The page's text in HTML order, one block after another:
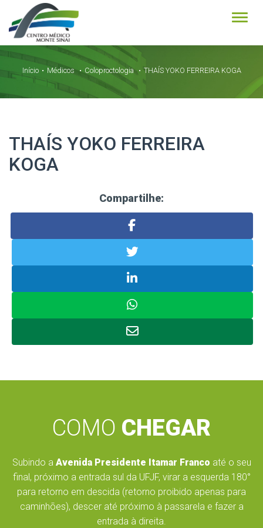
Início Médicos Coloproctologia THAÍS YOKO FERREIRA KOGA
THAÍS YOKO FERREIRA
KOGA
Compartilhe:
COMO CHEGAR
Subindo a Avenida Presidente Itamar Franco até o seu
final, próximo a entrada sul da UFJF, virar a esquerda 180°
para retorno em descida (retorno proibido apenas para
caminhões), descer até próximo à passarela e fazer a
entrada à direita.